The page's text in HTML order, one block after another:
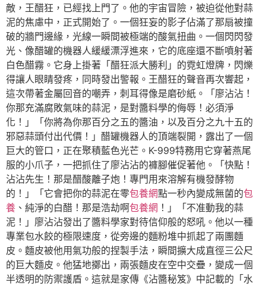
敵，王醋狂，已經找上門了。他的宇宙冒險，被迫從他對蒜
泥的焦慮中，正式開始了。一個狂妄的影子佔滿了那扇被撞
破的牆門邊緣，光線一瞬間被極端的酸氣扭曲。一個閃閃發
光、像醋罐的機器人緩緩漂浮進來，它的底座還不斷噴射著
白色醋霧。它身上掛著「醋狂派大勝利」的霓虹燈牌，閃爍
得讓人眼睛發疼，同時發出警報。王醋狂的聲音再次響起，
這次帶著金屬回音的嘲弄，刺耳得像是磨砂紙。「廖沾沾！
你那充滿腐敗氣味的蒜泥，是對醬料學的侮辱！必須淨
化！」「你將為你那百分之五的醬油，以及百分之九十五的
邪惡蒜頭付出代價！」醋罐機器人的頂端裂開，露出了一個
巨大的管口，正在聚積藍色光芒。K-999特務用它穿著燕尾
服的小爪子，一把抓住了廖沾沾的褲腳催促著他。「快點！
沾沾先生！那是醋酸離子炮！專門用來溶解有機發酵物
的！」「它會把你的蒜泥在零包養網點一秒內變成無菌的包
養 、純淨的白醋！那是浩劫啊包養網 ！」「不准動我的蒜
泥！」廖沾沾發出了醬料學家對待信仰般的怒吼。他以一種
專業包水餃的極限速度，從旁邊的麵粉堆中抓起了兩團麵
皮。麵皮被他用氣功般的捏製手法，瞬間擴大成直徑三公尺
的巨大麵皮。他猛地擲出，兩張麵皮在空中交疊，變成一個
半透明的防禦護盾。這就是家傳《沾醬秘笈》中記載的「水